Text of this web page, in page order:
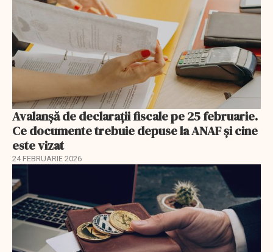
Avalanșă de declarații fiscale pe 25 februarie.
Ce documente trebuie depuse la ANAF și cine
este vizat
24 FEBRUARIE 2026